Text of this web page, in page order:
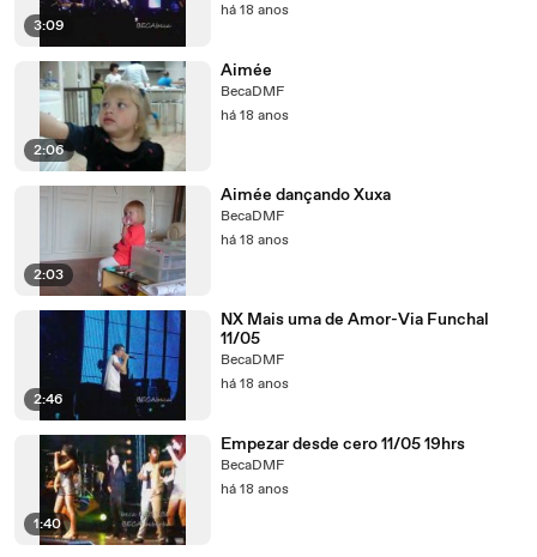
3:09
há 18 anos
2:06
Aimée
BecaDMF
há 18 anos
2:03
Aimée dançando Xuxa
BecaDMF
há 18 anos
2:46
NX Mais uma de Amor-Via Funchal
11/05
BecaDMF
há 18 anos
1:40
Empezar desde cero 11/05 19hrs
BecaDMF
há 18 anos